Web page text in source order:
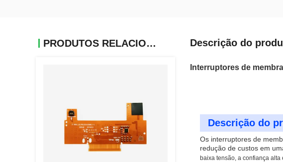
PRODUTOS RELACIONADOS Descrição do
Interruptores de
Descrição do
Os interruptores de
redução de custos em
baixa tensão, a confiança